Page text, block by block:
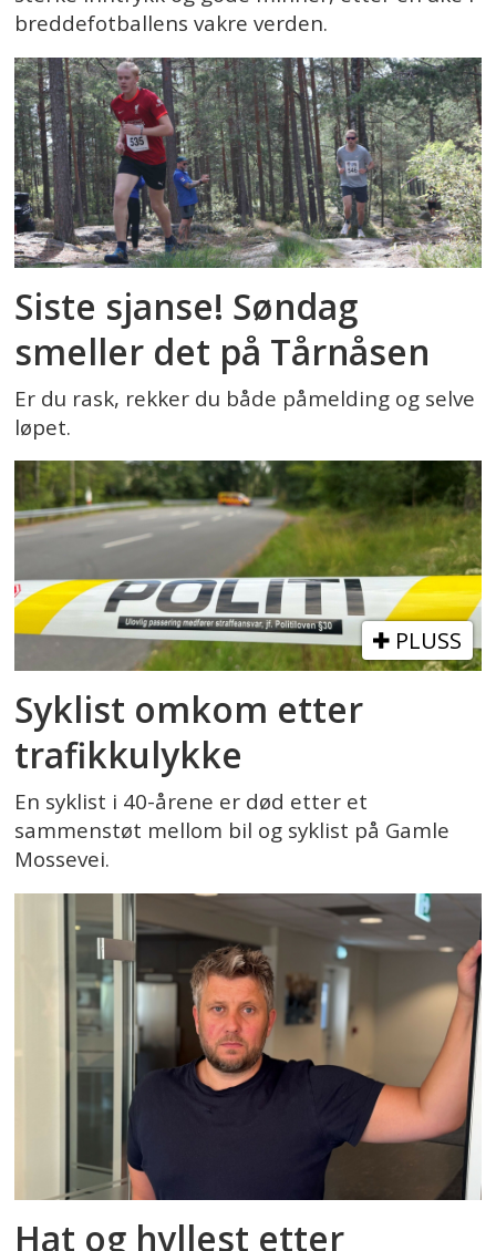
breddefotballens vakre verden.
Siste sjanse! Søndag
smeller det på Tårnåsen
Er du rask, rekker du både påmelding og selve
løpet.
PLUSS
Syklist omkom etter
trafikkulykke
En syklist i 40-årene er død etter et
sammenstøt mellom bil og syklist på Gamle
Mossevei.
Hat og hyllest etter